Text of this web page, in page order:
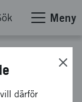
Meny
därför